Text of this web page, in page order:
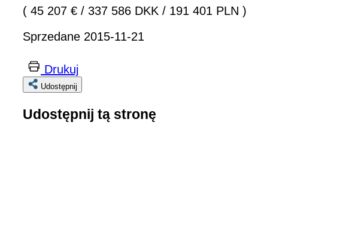
( 45 207 € / 337 586 DKK / 191 401 PLN )
Sprzedane 2015-11-21
Drukuj
Udostępnij
Udostępnij tą stronę